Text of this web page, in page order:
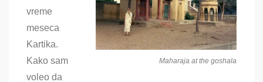
Maharaja at the goshala
vreme
meseca
Kartika.
Kako sam
voleo da